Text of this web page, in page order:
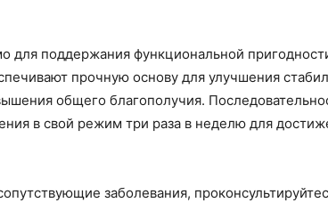
для поддержания функциональной
прочную основу для улучшения
общего благополучия.
в свой режим три раза в неделю для
заболевания,